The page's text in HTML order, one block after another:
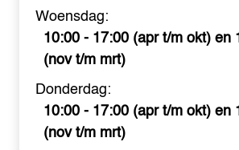
Woensdag:
10:00 - 17:00 (apr t/m okt) en
(nov t/m mrt)
Donderdag:
10:00 - 17:00 (apr t/m okt) en
(nov t/m mrt)